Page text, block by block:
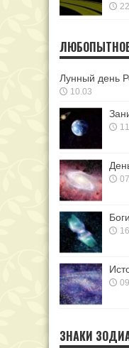
Лунный день
10.03
ЗНАКИ